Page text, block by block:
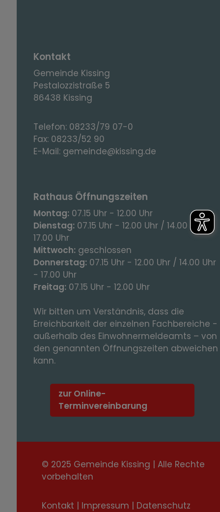
Kontakt
Gemeinde Kissing
Pestalozzistraße 5
86438 Kissing
Telefon: 08233/79 07-0
Fax: 08233/52 90
E-Mail: gemeinde@kissing.de
Rathaus Öffnungszeiten
Montag: 07.15 Uhr - 12.00 Uhr
Dienstag: 07.15 Uhr - 12.00 Uhr / 14.00 Uhr -
17.00 Uhr
Mittwoch: geschlossen
Donnerstag: 07.15 Uhr - 12.00 Uhr / 14.00 Uhr
- 17.00 Uhr
Freitag: 07.15 Uhr - 12.00 Uhr
Wir bitten um Verständnis, dass die
Erreichbarkeit der einzelnen Fachbereiche -
außerhalb des Einwohnermeldeamts – von
den genannten Öffnungszeiten abweichen
kann.
zur Online-
Terminvereinbarung
© 2025 Gemeinde Kissing | Alle Rechte
vorbehalten
Kontakt | Impressum | Datenschutz